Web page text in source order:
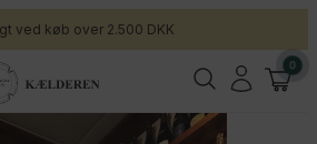
ved køb over 2.500 DKK
0